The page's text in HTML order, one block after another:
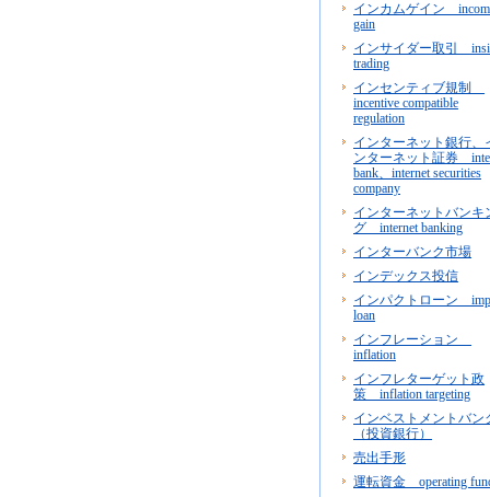
インカムゲイン
gain
インサイダー取引
trading
インセンティブ規制
incentive compatible
regulation
インターネット銀行、
ンターネット証券
bank、internet securities
company
インターネットバンキ
グ internet banking
インターバンク市場
インデックス投信
インパクトローン
loan
インフレーション
inflation
インフレターゲット政
策 inflation targeting
インベストメントバン
（投資銀行）
売出手形
運転資金 operating